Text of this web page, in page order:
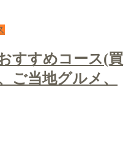
すすめコース(買
ご当地グルメ、